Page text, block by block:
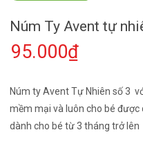
Núm Ty Avent tự
95.000₫
Núm ty Avent Tự Nhiên số 3
mềm mại và luôn cho bé
dành cho bé từ 3 tháng trở lên